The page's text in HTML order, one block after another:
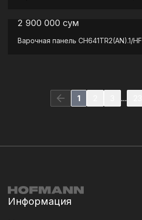
2 900 000 сум
Варочная панель CH641TR2(AN).1/HF
1 ...
Информация